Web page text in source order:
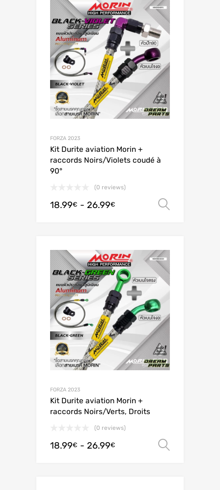
FORZA 2023
Kit Durite aviation Morin +
raccords Noirs/Violets coudé à
90°
(0 reviews)
18.99€ - 26.99€
FORZA 2023
Kit Durite aviation Morin +
raccords Noirs/Verts, Droits
(0 reviews)
18.99€ - 26.99€